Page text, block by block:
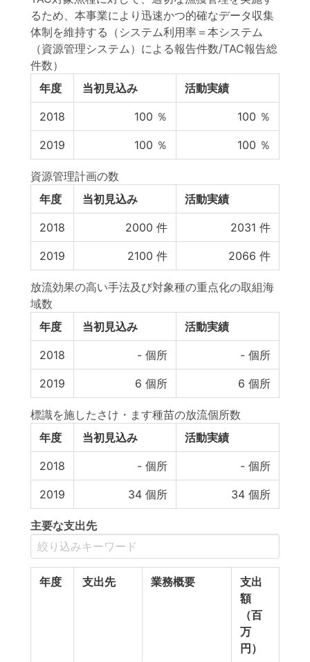
るため、本事業により迅速かつ的確なデータ収集
体制を維持する（システム利用率＝本システム
（資源管理システム）による報告件数/TAC報告総
件数）
年度
当初見込み 活動実績
2018 100 ％ 100 ％
2019 100 ％ 100 ％
資源管理計画の数
年度
当初見込み 活動実績
2018 2000 件 2031 件
2019 2100 件 2066 件
放流効果の高い手法及び対象種の重点化の取組海
域数
年度
当初見込み 活動実績
2018 - 個所 - 個所
2019 6 個所 6 個所
標識を施したさけ・ます種苗の放流個所数
年度
当初見込み 活動実績
2018 - 個所 - 個所
2019 34 個所 34 個所
主要な支出先
年度 支出先 業務概要
支出
額
（百
万
円）